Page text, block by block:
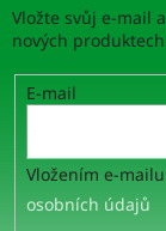
Vložte svůj e-mail
nových
E-mail
Vložením e-
osobních údajů